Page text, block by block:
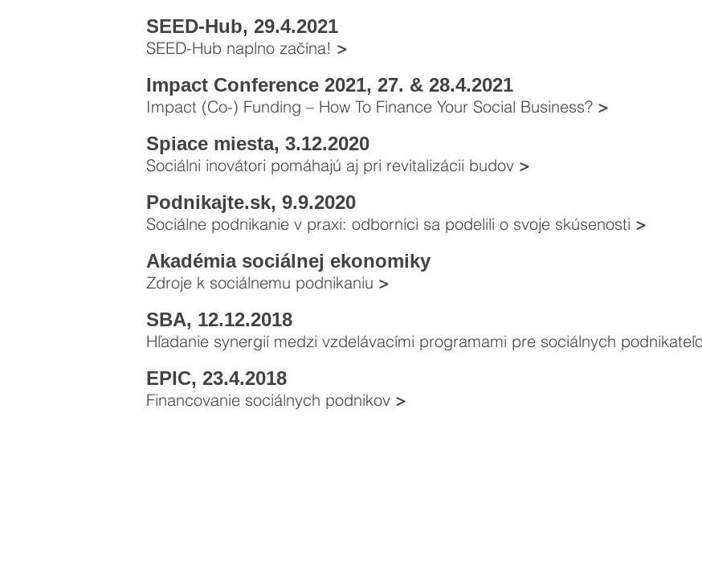
SEED-Hub, 29.4.2021
SEED-Hub naplno začína! >
Impact Conference 2021, 27. & 28.4.2021
Impact (Co-) Funding – How To Finance Your Social Business? >
Spiace miesta, 3.12.2020
Sociálni inovátori pomáhajú aj pri revitalizácii budov >
Podnikajte.sk, 9.9.2020
Sociálne podnikanie v praxi: odborníci sa podelili o svoje skúsenosti >
Akadémia sociálnej ekonomiky
Zdroje k sociálnemu podnikaniu >
SBA, 12.12.2018
Hľadanie synergií medzi vzdelávacími programami pre sociálnych
EPIC, 23.4.2018
Financovanie sociálnych podnikov >